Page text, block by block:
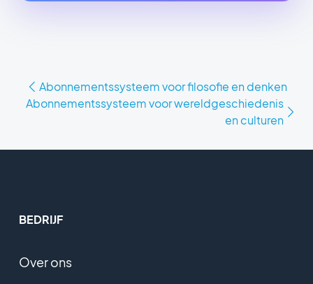
Abonnementssysteem voor filosofie en denken
Abonnementssysteem voor wereldgeschiedenis
en culturen
BEDRIJF
Over ons